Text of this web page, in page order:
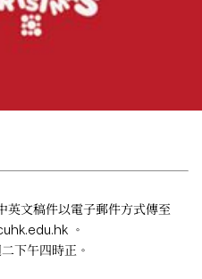
英文稿件以電子郵件方式傳至
。
下午四時正。